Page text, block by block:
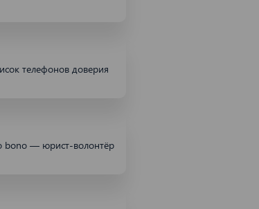
телефонов доверия
bono — юрист-волонтёр